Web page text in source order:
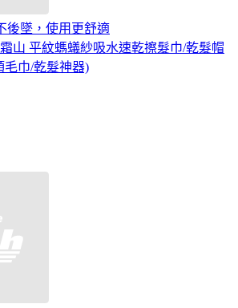
後墜，使用更舒適
山 平紋螞蟻紗吸水速乾擦髮巾/乾髮帽
毛巾/乾髮神器)